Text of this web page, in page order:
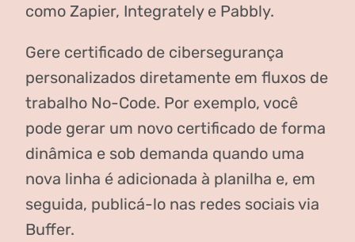
como Zapier, Integrately e Pabbly.
Gere certificado de cibersegurança
personalizados diretamente em fluxos de
trabalho No-Code. Por exemplo, você
pode gerar um novo certificado de forma
dinâmica e sob demanda quando uma
nova linha é adicionada à planilha e, em
seguida, publicá-lo nas redes sociais via
Buffer.